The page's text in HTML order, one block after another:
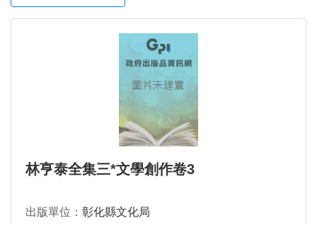
林亨泰全集三*文學創作卷3
出版單位： 彰化縣文化局